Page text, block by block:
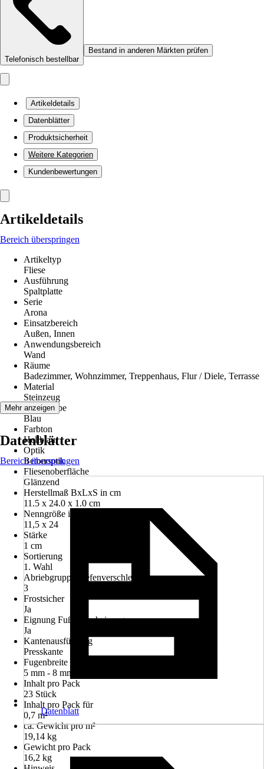
Telefonisch bestellbar
Bestand in anderen Märkten prüfen
Artikeldetails
Datenblätter
Produktsicherheit
Weitere Kategorien
Kundenbewertungen
Artikeldetails
Bereich überspringen
Artikeltyp
Fliese
Ausführung
Spaltplatte
Serie
Arona
Einsatzbereich
Außen, Innen
Anwendungsbereich
Wand
Räume
Badezimmer, Wohnzimmer, Treppenhaus, Flur / Diele, Terrasse
Material
Steinzeug
Grundfarbe
Blau
Farbton
Hellblau
Optik
Betonoptik
Fliesenoberfläche
Glänzend
Herstellmaß BxLxS in cm
11.5 x 24.0 x 1.0 cm
Nenngröße in cm
11,5 x 24
Stärke
1 cm
Sortierung
1. Wahl
Abriebgruppe/Tiefenverschleiß
3
Frostsicher
Ja
Eignung Fußbodenheizung
Ja
Kantenausführung
Presskante
Fugenbreite
5 mm - 8 mm
Inhalt pro Pack
23 Stück
Inhalt pro Pack für
0,7 m²
ca. Gewicht pro m²
19,14 kg
Gewicht pro Pack
16,2 kg
Mehr anzeigen
Datenblätter
Bereich überspringen
Datenblatt